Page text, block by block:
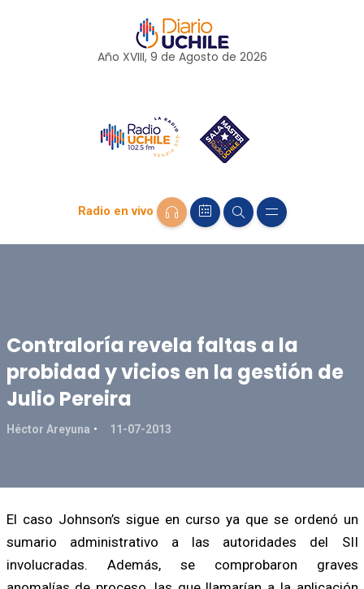
Año XVIII, 9 de Agosto de 2026
Radio en vivo
Contraloría revela faltas a la
probidad y vicios en la gestión de
Julio Pereira
Héctor Areyuna 11-07-2013
El caso Johnson’s sigue en curso ya que se ordenó un
sumario administrativo a las autoridades del SII
involucradas. Además, se comprobaron graves